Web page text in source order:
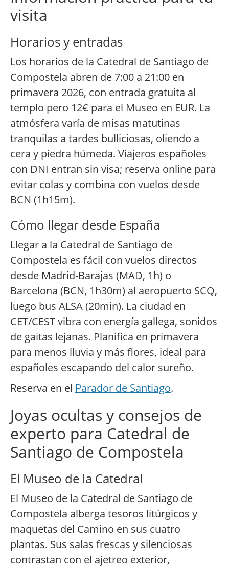
visita
Horarios y entradas
Los horarios de la Catedral de Santiago de
Compostela abren de 7:00 a 21:00 en
primavera 2026, con entrada gratuita al
templo pero 12€ para el Museo en EUR. La
atmósfera varía de misas matutinas
tranquilas a tardes bulliciosas, oliendo a
cera y piedra húmeda. Viajeros españoles
con DNI entran sin visa; reserva online para
evitar colas y combina con vuelos desde
BCN (1h15m).
Cómo llegar desde España
Llegar a la Catedral de Santiago de
Compostela es fácil con vuelos directos
desde Madrid-Barajas (MAD, 1h) o
Barcelona (BCN, 1h30m) al aeropuerto SCQ,
luego bus ALSA (20min). La ciudad en
CET/CEST vibra con energía gallega, sonidos
de gaitas lejanas. Planifica en primavera
para menos lluvia y más flores, ideal para
españoles escapando del calor sureño.
Reserva en el Parador de Santiago.
Joyas ocultas y consejos de
experto para Catedral de
Santiago de Compostela
El Museo de la Catedral
El Museo de la Catedral de Santiago de
Compostela alberga tesoros litúrgicos y
maquetas del Camino en sus cuatro
plantas. Sus salas frescas y silenciosas
contrastan con el ajetreo exterior,